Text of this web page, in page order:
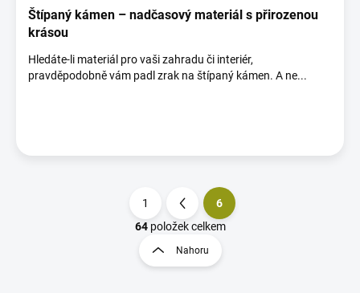
Štípaný kámen – nadčasový materiál s přirozenou
krásou
Hledáte-li materiál pro vaši zahradu či interiér,
pravděpodobně vám padl zrak na štípaný kámen. A ne...
O
v
l
S
t
r
á
1
6
64položek celkem
Nahoru